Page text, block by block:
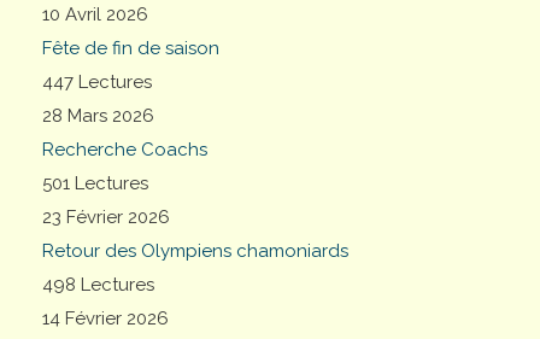
10 Avril 2026
Fête de fin de saison
447 Lectures
28 Mars 2026
Recherche Coachs
501 Lectures
23 Février 2026
Retour des Olympiens chamoniards
498 Lectures
14 Février 2026